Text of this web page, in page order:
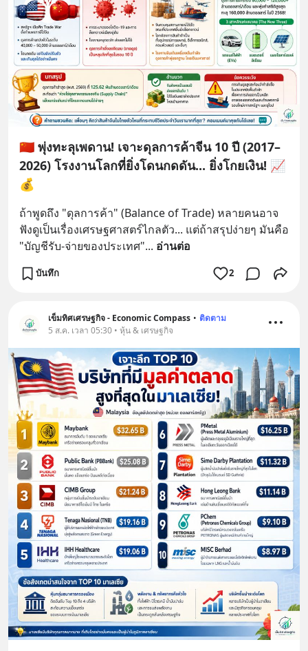
🇨🇳 พุ่งทะลุเพดาน! เจาะดุลการค้าจีน 10 ปี (2017–
2026) โรงงานโลกที่ยิ่งโดนกดดัน... ยิ่งโกยเงิน! 📈
💰
ถ้าพูดถึง "ดุลการค้า" (Balance of Trade) หลายคนอาจ
ฟังดูเป็นเรื่องเศรษฐศาสตร์ไกลตัว... แต่ถ้าสรุปง่ายๆ มันคือ
"บัญชีรับ-จ่ายของประเทศ"... อ่านต่อ
บันทึก 2
เข็มทิศเศรษฐกิจ - Economic Compass • ติดตาม
5 ส.ค. เวลา 05:30 • หุ้น & เศรษฐกิจ